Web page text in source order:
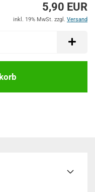
5,90 EUR
inkl. 19% MwSt. zzgl. Versand